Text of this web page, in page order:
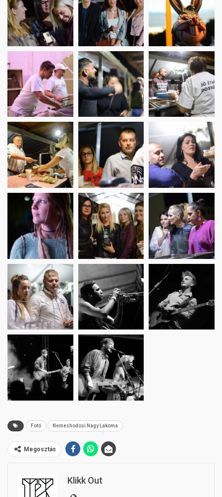
Fotó Nemeshodosi Nagy Lakoma
Megosztás
Klikk Out